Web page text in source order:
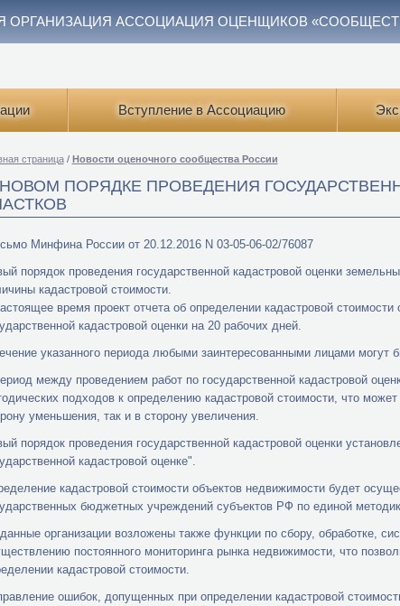
ОРГАНИЗАЦИЯ АССОЦИАЦИЯ ОЦЕНЩИКОВ
Вступление в Ассоциацию
страница / Новости оценочного сообщества России
ПОРЯДКЕ ПРОВЕДЕНИЯ
Минфина России от 20.12.2016 N 03-05-06-02/76087
порядок проведения государственной кадастровой оценки
кадастровой стоимости.
время проект отчета об определении кадастровой
кадастровой оценки на 20 рабочих дней.
указанного периода любыми заинтересованными лицами могут
между проведением работ по государственной кадастровой
подходов к определению кадастровой стоимости, что
уменьшения, так и в сторону увеличения.
порядок проведения государственной кадастровой оценки
кадастровой оценке".
кадастровой стоимости объектов недвижимости будет
бюджетных учреждений субъектов РФ по единой
организации возложены также функции по сбору, обработке,
постоянного мониторинга рынка недвижимости, что
кадастровой стоимости.
ошибок, допущенных при определении кадастровой